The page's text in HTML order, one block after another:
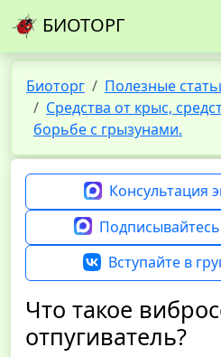
БИОТОРГ
Биоторг
Полезные
Средства от крыс,
борьбе с грызунами.
Консультация
Вступайте в
Что такое
отпугиватель?